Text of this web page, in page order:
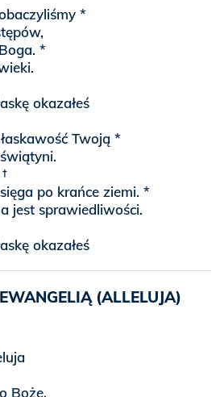
*
*
okazałeś
Twoją *
po krańce ziemi. *
jest sprawiedliwości.
okazałeś
(ALLELUJA)
Boże.